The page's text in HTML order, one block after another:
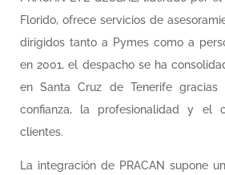
Florido, ofrece servicios de
dirigidos tanto a Pymes como a
en 2001, el despacho se ha
en Santa Cruz de Tenerife
confianza, la profesionalidad y el
clientes.
La integración de PRACAN supone